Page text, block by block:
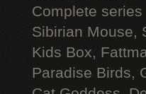
Complete
Sibirian Mouse,
Kids Box,
Paradise Birds,